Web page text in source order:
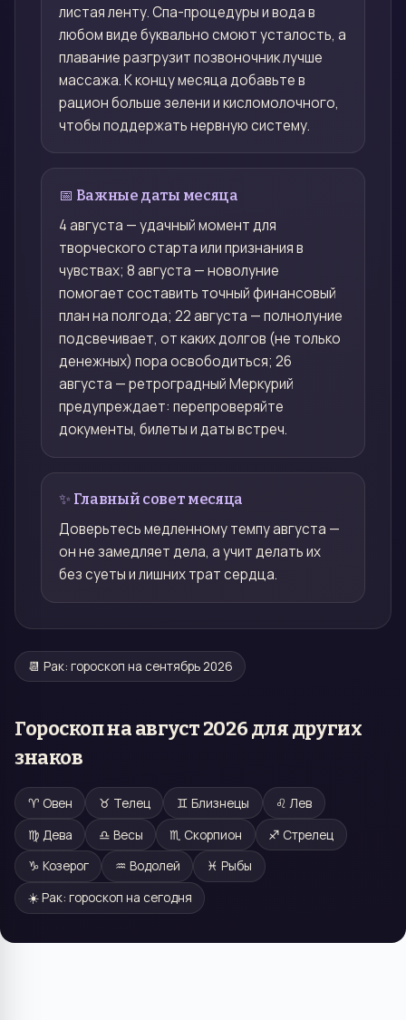
листая ленту. Спа-процедуры и вода в
любом виде буквально смоют усталость, а
плавание разгрузит позвоночник лучше
массажа. К концу месяца добавьте в
рацион больше зелени и кисломолочного,
чтобы поддержать нервную систему.
📅 Важные даты месяца
4 августа — удачный момент для
творческого старта или признания в
чувствах; 8 августа — новолуние
помогает составить точный финансовый
план на полгода; 22 августа — полнолуние
подсвечивает, от каких долгов (не только
денежных) пора освободиться; 26
августа — ретроградный Меркурий
предупреждает: перепроверяйте
документы, билеты и даты встреч.
✨ Главный совет месяца
Доверьтесь медленному темпу августа —
он не замедляет дела, а учит делать их
без суеты и лишних трат сердца.
📆 Рак: гороскоп на сентябрь 2026
Гороскоп наавгуст 2026для других
знаков
♈ Овен ♉ Телец ♊ Близнецы ♌ Лев
♍ Дева ♎ Весы ♏ Скорпион ♐ Стрелец
♑ Козерог ♒ Водолей ♓ Рыбы
☀️Рак: гороскоп на сегодня